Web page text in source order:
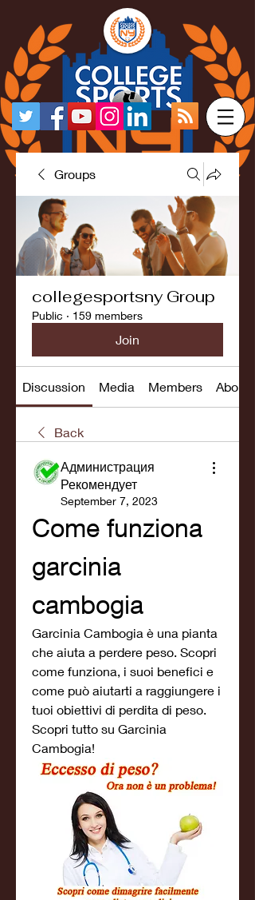
Groups
collegesportsny Group
Public · 159 members
Join
Discussion Media Members About
Back
Администрация
Рекомендует
September 7, 2023
Come funziona
garcinia
cambogia
Garcinia Cambogia è una pianta
che aiuta a perdere peso. Scopri
come funziona, i suoi benefici e
come può aiutarti a raggiungere i
tuoi obiettivi di perdita di peso.
Scopri tutto su Garcinia
Cambogia!